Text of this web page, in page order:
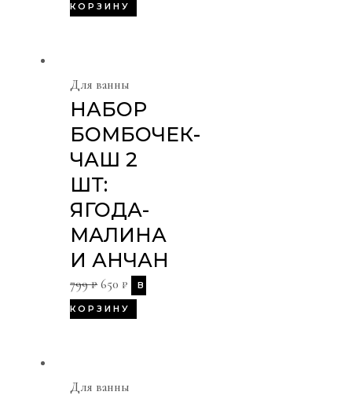
КОРЗИНУ
Для ванны
НАБОР
БОМБОЧЕК-
ЧАШ 2
ШТ:
ЯГОДА-
МАЛИНА
И АНЧАН
799₽ 650 ₽ В
КОРЗИНУ
Для ванны